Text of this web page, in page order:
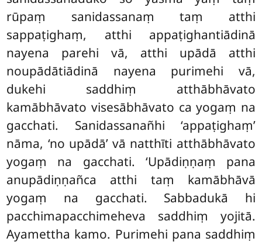
rūpaṃ sanidassanaṃ taṃ atthi
sappaṭighaṃ, atthi appaṭighantiādinā
nayena parehi vā, atthi upādā atthi
noupādātiādinā nayena purimehi vā,
dukehi saddhiṃ atthābhāvato
kamābhāvato visesābhāvato ca yogaṃ na
gacchati. Sanidassanañhi ‘appaṭighaṃ’
nāma, ‘no upādā’ vā natthīti atthābhāvato
yogaṃ na gacchati. ‘Upādiṇṇaṃ pana
anupādiṇṇañca atthi taṃ kamābhāvā
yogaṃ na gacchati. Sabbadukā hi
pacchimapacchimeheva saddhiṃ yojitā.
Ayamettha kamo. Purimehi pana saddhiṃ